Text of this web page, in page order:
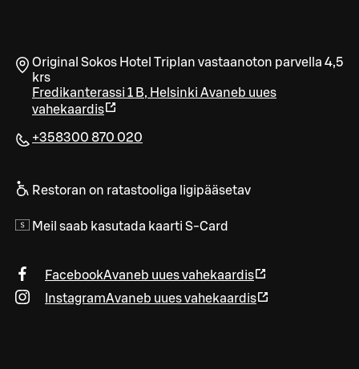
Original Sokos Hotel Triplan vastaanoton parvella 4,5
krs
Fredikanterassi 1 B, Helsinki Avaneb uues
vahekaardis
+358300 870 020
Restoran on ratastooliga ligipääsetav
Meil saab kasutada kaarti S-Card
FacebookAvaneb uues vahekaardis
InstagramAvaneb uues vahekaardis